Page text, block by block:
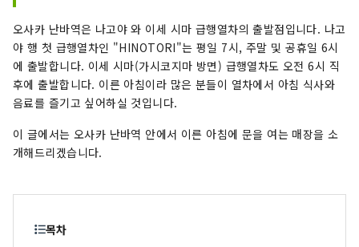
풍경 속을 천천히 즐길 수 있는 크루즈 여행을 추천
합니다.
오사카 난바역은 나고야 와 이세 시마 급행열차의 출발점입니다. 나고
야 행 첫 급행열차인 "HINOTORI"는 평일 7시, 주말 및 공휴일 6시
에 출발합니다. 이세 시마(가시코지마 방면) 급행열차도 오전 6시 직
후에 출발합니다. 이른 아침이라 많은 분들이 열차에서 아침 식사와
음료를 즐기고 싶어하실 것입니다.
이 글에서는 오사카 난바역 안에서 이른 아침에 문을 여는 매장을 소
개해드리겠습니다.
목차